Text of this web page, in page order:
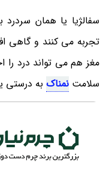
سفالژیا یا همان
تجربه می کنند و گاهی
مغز هم می تواند درد
سلامت نمناک به درستی